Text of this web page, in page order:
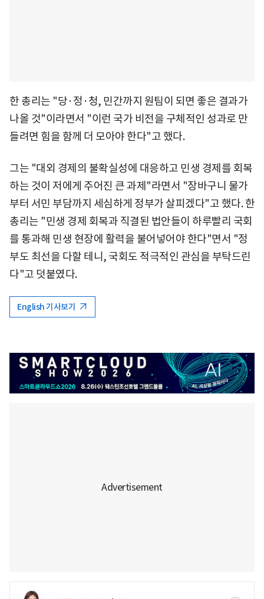
한 총리는 "당·정·청, 민간까지 원팀이 되면 좋은 결과가
나올 것"이라면서 "이런 국가 비전을 구체적인 성과로 만
들려면 힘을 함께 더 모아야 한다"고 했다.
그는 "대외 경제의 불확실성에 대응하고 민생 경제를 회복
하는 것이 저에게 주어진 큰 과제"라면서 "장바구니 물가
부터 서민 부담까지 세심하게 정부가 살피겠다"고 했다. 한
총리는 "민생 경제 회복과 직결된 법안들이 하루빨리 국회
를 통과해 민생 현장에 활력을 불어넣어야 한다"면서 "정
부도 최선을 다할 테니, 국회도 적극적인 관심을 부탁드린
다"고 덧붙였다.
English 기사보기